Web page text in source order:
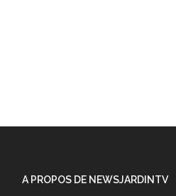
A PROPOS DE NEWSJARDINTV